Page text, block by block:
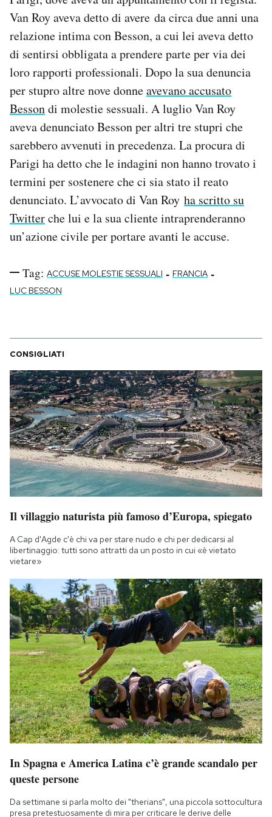
Regala il Post
Hai bisogno di aiuto?
Esci
Van Roy aveva detto di avere da circa due anni una
relazione intima con Besson, a cui lei aveva detto
di sentirsi obbligata a prendere parte per via dei
loro rapporti professionali. Dopo la sua denuncia
per stupro altre nove donneavevano accusato
Bessondi molestie sessuali. A luglio Van Roy
aveva denunciato Besson per altri tre stupri che
sarebbero avvenuti in precedenza. La procura di
Parigi ha detto che le indagini non hanno trovato i
termini per sostenere che ci sia stato il reato
denunciato. L’avvocato di Van Roy ha scritto su
Twitterche lui e la sua cliente intraprenderanno
un’azione civile per portare avanti le accuse.
Tag: ACCUSE MOLESTIE SESSUALI - FRANCIA -
LUC BESSON
CONSIGLIATI
Il villaggio naturista più famoso d’Europa, spiegato
A Cap d'Agde c'è chi va per stare nudo e chi per dedicarsi al
libertinaggio: tutti sono attratti da un posto in cui «è vietato
vietare»
In Spagna e America Latina c’è grande scandalo per
queste persone
Da settimane si parla molto dei "therians", una piccola sottocultura
presa pretestuosamente di mira per criticare le derive delle